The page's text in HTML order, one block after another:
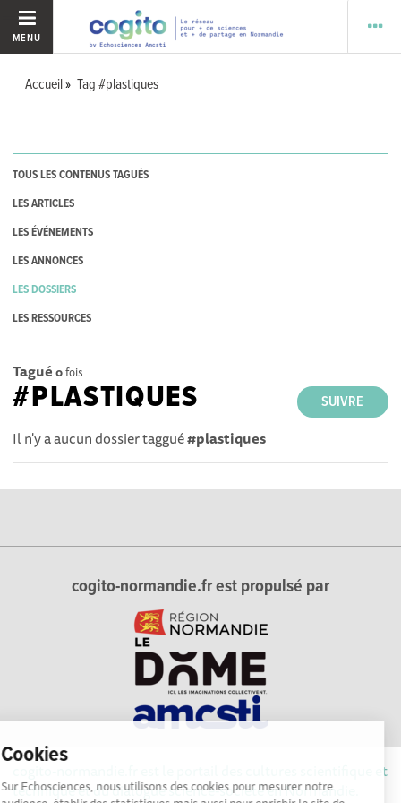
Cookies
Sur Echosciences, nous utilisons des cookies pour mesurer notre
MENU
Accueil Tag #plastiques
TOUS LES CONTENUS TAGUÉS
LES ARTICLES
LES ÉVÉNEMENTS
LES ANNONCES
LES DOSSIERS
LES RESSOURCES
Tagué 0fois
SUIVRE
#PLASTIQUES
Il n'y a aucun dossier taggué#plastiques
cogito-normandie.fr est propulsé par
cogito-normandie.fr est le portail des cultures scientifique et
technique et du dialogue science-société en Normandie.